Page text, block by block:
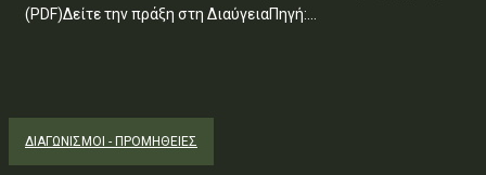
(PDF)Δείτε την πράξη στη ΔιαύγειαΠηγή:...
ΔΙΑΓΩΝΙΣΜΟΊ - ΠΡΟΜΉΘΕΙΕΣ